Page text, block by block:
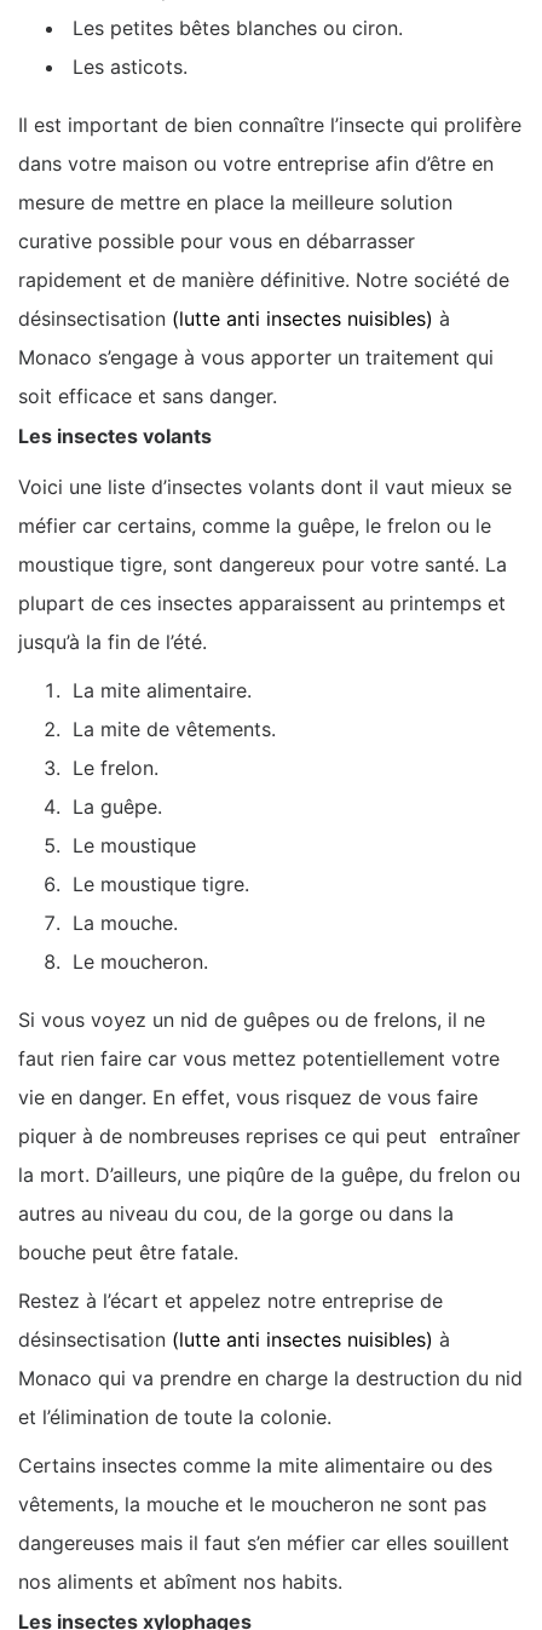
Les petites bêtes blanches ou ciron.
Les asticots.
Il est important de bien connaître l’insecte qui prolifère
dans votre maison ou votre entreprise afin d’être en
mesure de mettre en place la meilleure solution
curative possible pour vous en débarrasser
rapidement et de manière définitive. Notre société de
désinsectisation (lutte anti insectes nuisibles) à
Monaco s’engage à vous apporter un traitement qui
soit efficace et sans danger.
Les insectes volants
Voici une liste d’insectes volants dont il vaut mieux se
méfier car certains, comme la guêpe, le frelon ou le
moustique tigre, sont dangereux pour votre santé. La
plupart de ces insectes apparaissent au printemps et
jusqu’à la fin de l’été.
La mite alimentaire.
La mite de vêtements.
Le frelon.
La guêpe.
Le moustique
Le moustique tigre.
La mouche.
Le moucheron.
Si vous voyez un nid de guêpes ou de frelons, il ne
faut rien faire car vous mettez potentiellement votre
vie en danger. En effet, vous risquez de vous faire
piquer à de nombreuses reprises ce qui peut entraîner
la mort. D’ailleurs, une piqûre de la guêpe, du frelon ou
autres au niveau du cou, de la gorge ou dans la
bouche peut être fatale.
Restez à l’écart et appelez notre entreprise de
désinsectisation (lutte anti insectes nuisibles) à
Monaco qui va prendre en charge la destruction du nid
et l’élimination de toute la colonie.
Certains insectes comme la mite alimentaire ou des
vêtements, la mouche et le moucheron ne sont pas
dangereuses mais il faut s’en méfier car elles souillent
nos aliments et abîment nos habits.
Les insectes xylophages